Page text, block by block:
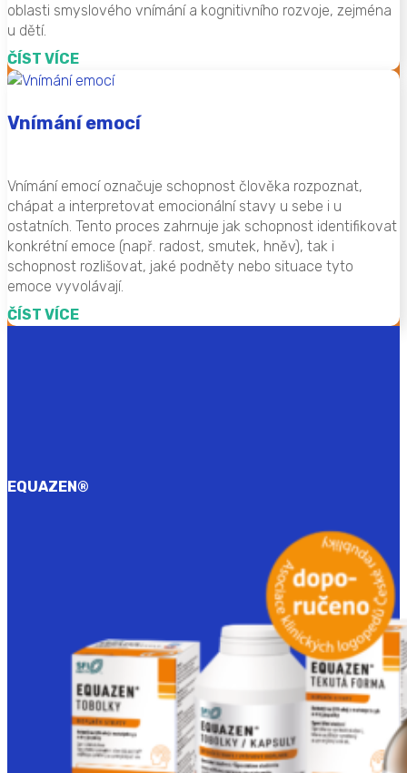
oblasti smyslového vnímání a kognitivního rozvoje, zejména
u dětí.
ČÍST VÍCE
Vnímání emocí
Vnímání emocí označuje schopnost člověka rozpoznat,
chápat a interpretovat emocionální stavy u sebe i u
ostatních. Tento proces zahrnuje jak schopnost identifikovat
konkrétní emoce (např. radost, smutek, hněv), tak i
schopnost rozlišovat, jaké podněty nebo situace tyto
emoce vyvolávají.
ČÍST VÍCE
EQUAZEN®